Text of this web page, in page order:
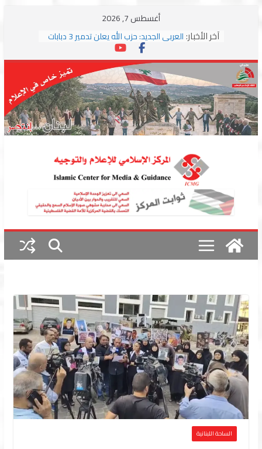
أغسطس 7, 2026
آخر الأخبار: العربي الجديد: حزب الله يعلن تدمير 3 دبابات
وسط اشتباكات مع جيش الاحتلال
ترامب: مذكرة التفاهم تمثل “استسلاما غير
مشروط” من جانب إيران
الجمهورية: إسرائيل إلى واشنطن بخريطة
احتلال جديدة ولبنان أمام اختبار التفاوض
بزشكيان وترامب يوقعان اتفاق إسلام آباد
تمهيداً لاستئناف المفاوضات
استهداف دراجة نارية على طريق العباسية
الساحة اللبنانية